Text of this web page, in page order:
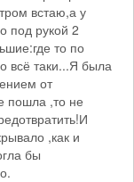
встаю,а у
под рукой 2
то по
всё таки...Я была
от
пошла ,то не
,как и
бы